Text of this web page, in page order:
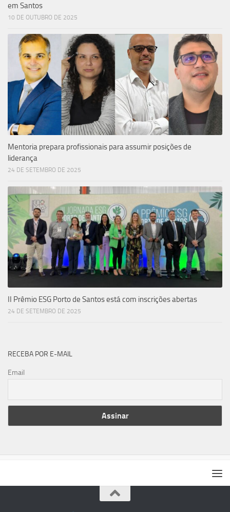
em Santos
10 DE OUTUBRO DE 2025
Mentoria prepara profissionais para assumir posições de
liderança
24 DE SETEMBRO DE 2025
II Prêmio ESG Porto de Santos está com inscrições abertas
24 DE SETEMBRO DE 2025
RECEBA POR E-MAIL
Email